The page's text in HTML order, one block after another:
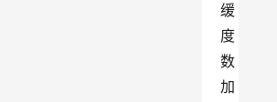
缓
度
数
加